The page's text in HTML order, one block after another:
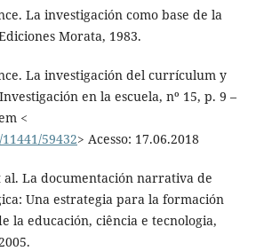
La investigación como base de la
Morata, 1983.
La investigación del currículum y
en la escuela, nº 15, p. 9 –
<
59432> Acesso: 17.06.2018
al. La documentación narrativa de
Una estrategia para la formación
la educación, ciência e tecnologia,